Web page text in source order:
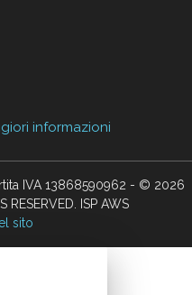
informazioni
IVA 13868590962 - © 2026
ISP AWS
sito